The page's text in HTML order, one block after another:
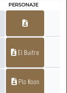
PERSONAJE
El Buitre
Plo Koon